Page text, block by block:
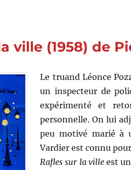
ville (1958) de
Le truand Léonce
un inspecteur de
expérimenté et
personnelle. On lui
peu motivé marié à
Vardier est connu
Rafles sur la villeest un